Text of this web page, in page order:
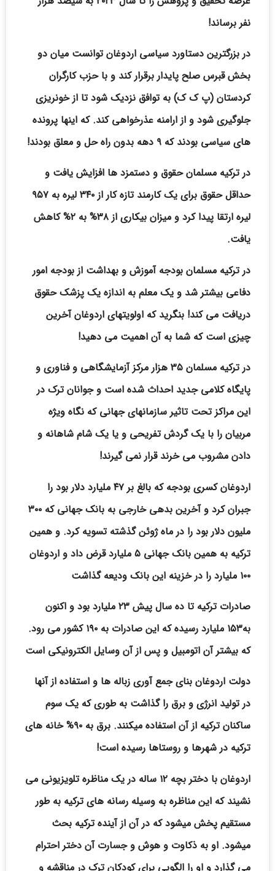
نفر برساند!
در بزرگترین دستاورد سیاسی اردوغان توانست میان دو
بخش قبرس صلح پایدار برقرار کند و با حزب کارگران
کردستان (پ ک ک) به توافق نزدیک شود تا از خونریزی
جلوگیری شود و از ارامنه عذرخواهی کند. که اینها پرونده
های سیاسی بودند که ۹ دهه بدون راه حل و معلق بودند!
در ترکیه مسلمان حقوق و دستمزد ها افزایش یافت و
حداقل حقوق برای یک کارمند تازه کار از ۳۴۰ لیره به ۹۵۷
لیره ارتقا پیدا کرد و میزان بیکاری از ۳۸% به ۲% کاهش
یافت.
در ترکیه مسلمان بودجه آموزش و بهداشت از بودجه امور
دفاعی بیشتر شد و یک معلم به اندازه یک پزشک حقوق
دریافت می کند! بنگرید که اولویتهای اردوغان آخرین
چیزی است که شما به آن اهمیت می دهید!
در ترکیه مسلمان ۳۵ هزار مرکز آزمایشگاهی و فناوری و
پایگاه کلامی جدید احداث شده است و جوانان ترک در
این مراکز تحت تاثیر سازمانهای جهانی که نگاه ویژه
مربیان را با یک گردش تفریحی و یا یک شام شاهانه و
دادن مشروب می خرند قرار نمی گیرند!
اردوغان کسری بودجه که بالغ بر ۴۷ ملیارد دلار بود را
جبران کرد و آخرین بدهی خارجی به بانک جهانی که ۳۰۰
ملیون دلار بود را در ماه ژوئن گذشته تسویه کرد. و همین
ترکیه به همین بانک جهانی ۵ ملیارد قرض داد و اردوغان
۱۰۰ ملیارد را در خزینه این بانک ودیعه گذاشت
صادرات ترکیه تا ده سال پیش ۲۳ ملیارد بود و اکنون
به۱۵۳ ملیارد رسیده که این صادرات به ۱۹۰ کشور می رود.
که بیشتر آن اتومبیل و پس از آن وسایل الکترونیکی است
دولت اردوغان بنای جمع آوری زباله ها و استفاده از آنها
در تولید انرژی و برق را گذاشت به طوری که یک سوم
ساکنان ترکیه از آن استفاده میکنند. برق به ۹۰% خانه های
ترکیه در شهرها و روستاها رسیده است!
اردوغان با دختر بچه ۱۲ ساله در یک مناظره تلویزیونی می
نشیند که این مناظره به وسیله رسانه های ترکیه به طور
مستقیم پخش میشود که در آن از آینده ترکیه بحث
میشود. او به ذکاوت و هوش و جسارت آن دختر احترام
می گذارد و او را الگویی برای کودکان ترک در مناقشه و